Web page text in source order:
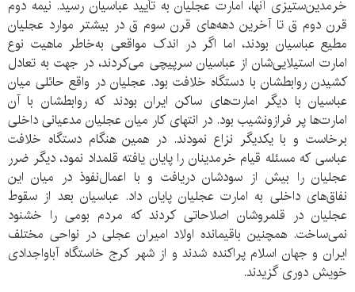
خرمدین‌ستیزی آنها، امارت عجلیان به تأیید عباسیان رسید. نیمه دوم
قرن دوم ق تا آخرین دهه‌های قرن سوم ق در بیشتر موارد عجلیان
مطیع عباسیان بودند، اما اگر در اندک مواقعی به‌خاطر ماهیت نوع
امارت استیلایی‌شان از عباسیان سرپیچی می‌کردند، در جهت به تعادل
کشیدن روابطشان با دستگاه خلافت بود. عجلیان در واقع حائلی میان
عباسیان با دیگر امارت‌های ساکن ایران بودند که روابطشان با آن
امارت‌ها پر فرازونشیب بود. در انتهای کار میان عجلیان مدعیانی داخلی
برخاست و با یکدیگر نزاع نمودند. در همین هنگام دستگاه خلافت
عباسی که مسئله قیام خرمدینان را پایان یافته قلمداد نمود، دیگر ضرر
عجلیان را بیش از سودشان دریافت و با اعمال‌نفوذ در میان این
نفاق‌های داخلی به امارت عجلیان پایان داد. عباسیان بعد از سقوط
عجلیان در قلمروشان اصلاحاتی کردند که مردم بومی را خشنود
نمی‌ساخت. همچنین باقیمانده اولاد امیران عجلی در نواحی مختلف
ایران و جهان اسلام پراکنده شدند و از شهر کرج خاستگاه آباواجدادی
خویش دوری گزیدند.